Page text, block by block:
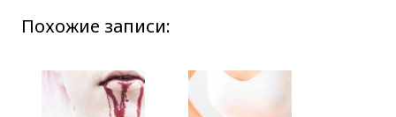
Похожие записи: